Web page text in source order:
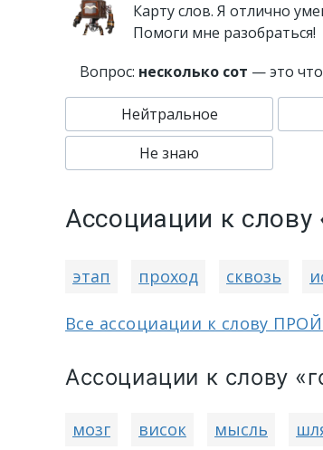
Карту слов. Я отлично
Помоги мне разобраться!
Вопрос: несколько сот — это
Нейтральное
Не знаю
Ассоциации к слову
этап проход сквозь
Все ассоциации к слову
Ассоциации к слову
мозг висок мысль